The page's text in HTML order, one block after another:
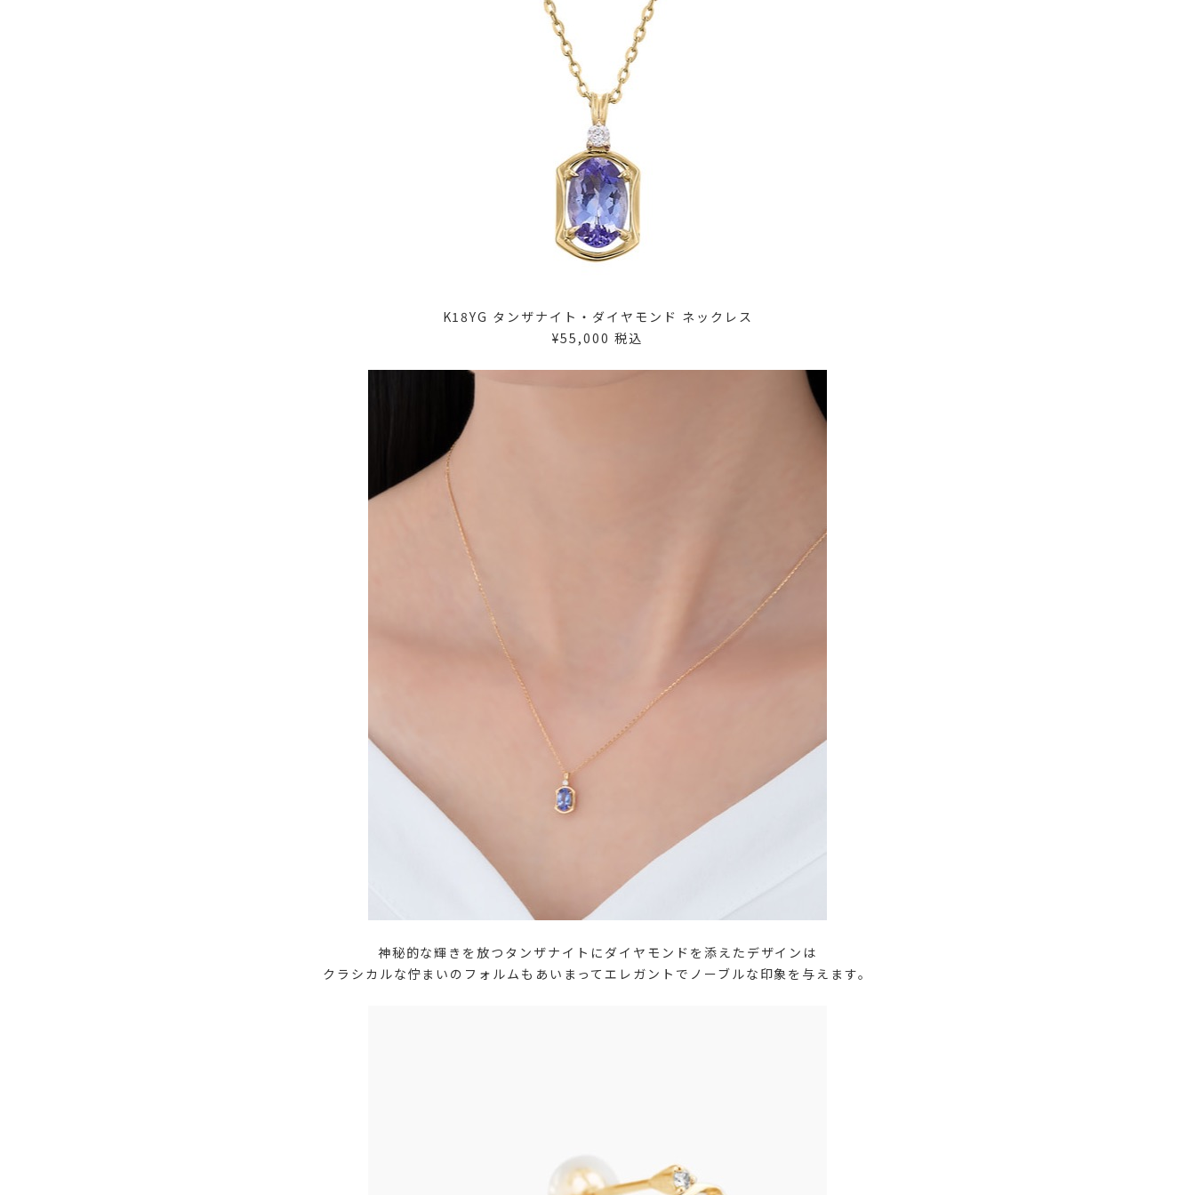
K18YG タンザナイト・ダイヤモンド ネックレス
¥55,000 税込
神秘的な輝きを放つタンザナイトにダイヤモンドを添えたデザインは
クラシカルな佇まいのフォルムもあいまってエレガントでノーブルな印象を与えます。